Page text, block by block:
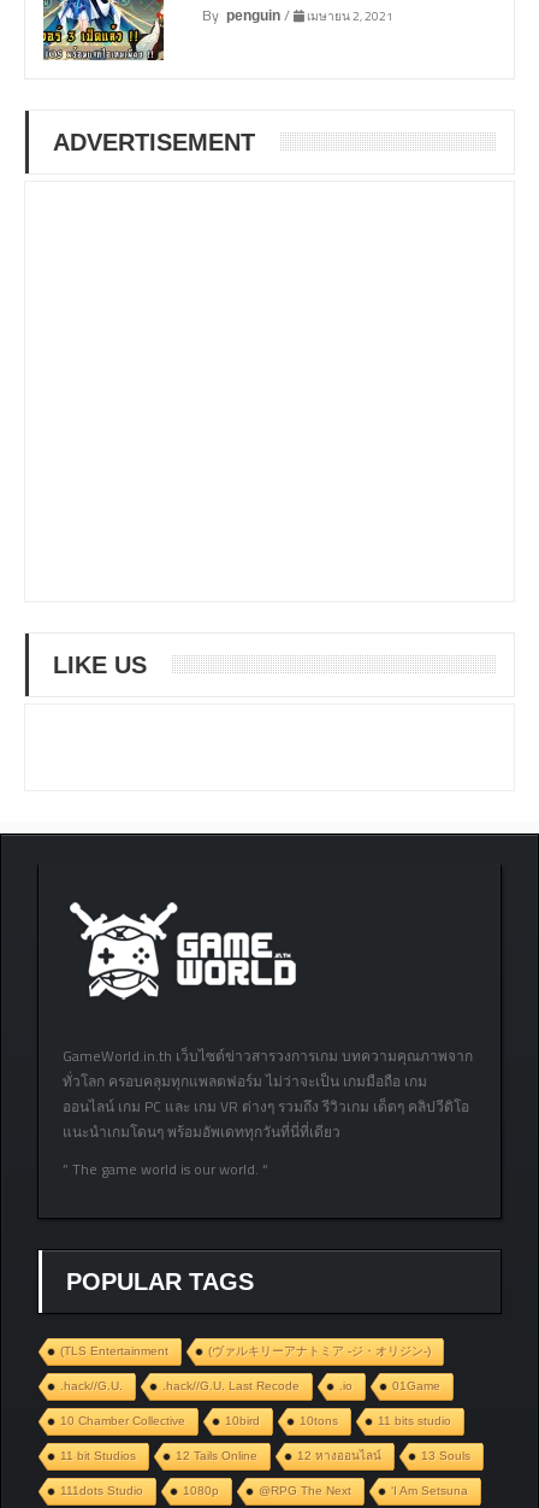
By penguin/ เมษายน 2, 2021
ADVERTISEMENT
LIKE US
GameWorld.in.th เว็บไซต์ข่าวสารวงการเกม บทความคุณภาพจาก
ทั่วโลก ครอบคลุมทุกแพลตฟอร์ม ไม่ว่าจะเป็น เกมมือถือ เกม
ออนไลน์ เกม PC และ เกม VR ต่างๆ รวมถึง รีวิวเกม เด็ดๆ คลิปวีดิโอ
แนะนำเกมโดนๆ พร้อมอัพเดททุกวันที่นี่ที่เดียว
” The game world is our world. “
POPULAR TAGS
(TLS Entertainment (ヴァルキリーアナトミア ‐ジ・オリジン‐)
.hack//G.U. .hack//G.U. Last Recode .io 01Game
10 Chamber Collective 10bird 10tons 11 bits studio
11 bit Studios 12 Tails Online 12 หางออนไลน์ 13 Souls
111dots Studio 1080p @RPG The Next ‘I Am Setsuna